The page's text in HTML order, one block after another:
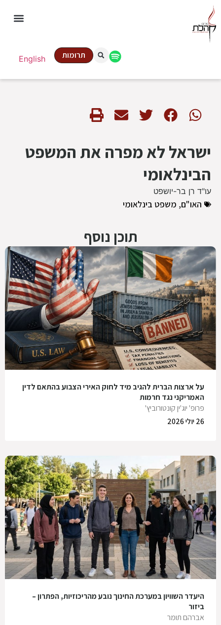
English תרומות
ישראל לא מפרה את המשפט
הבינלאומי
עו"ד רן בר-יושפט
האו"ם, משפט בינלאומי
תוכן נוסף
על ארצות הברית להגיב מיד לחוק האירי הצבוע בהתאם לדין
האמריקני נגד חרמות
פרופ' יוג'ין קונטורוביץ'
26 יולי 2026
היעדר השוויון במערכת החינוך נובע מהריכוזיות, הפתרון –
ביזור
אברהם תומר